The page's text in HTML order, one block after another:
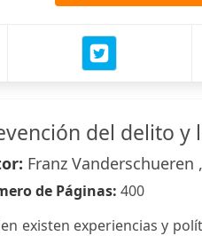
del delito y
Franz Vanderschueren
de Páginas: 400
existen experiencias y